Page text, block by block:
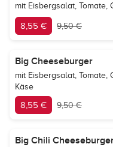
mit Eisbergsalat, Tomate,
8,55 € 9,50 €
Big Cheeseburger
mit Eisbergsalat, Tomate,
Käse
8,55 € 9,50 €
Big Chili